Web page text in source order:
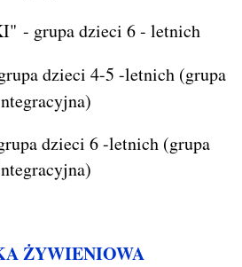
- grupa dzieci 6 - letnich
dzieci 4-5 -letnich (grupa
dzieci 6 -letnich (grupa
ŻYWIENIOWA